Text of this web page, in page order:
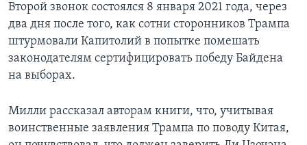
Второй звонок состоялся 8 января 2021 года, через
два дня после того, как сотни сторонников Трампа
штурмовали Капитолий в попытке помешать
законодателям сертифицировать победу Байдена
на выборах.
Милли рассказал авторам книги, что, учитывая
воинственные заявления Трампа по поводу Китая,